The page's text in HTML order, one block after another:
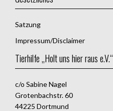
Satzung
Impressum/Disclaimer
Tierhilfe „Holt uns hier raus e.V.“
c/o Sabine Nagel
Grotenbachstr. 60
44225 Dortmund